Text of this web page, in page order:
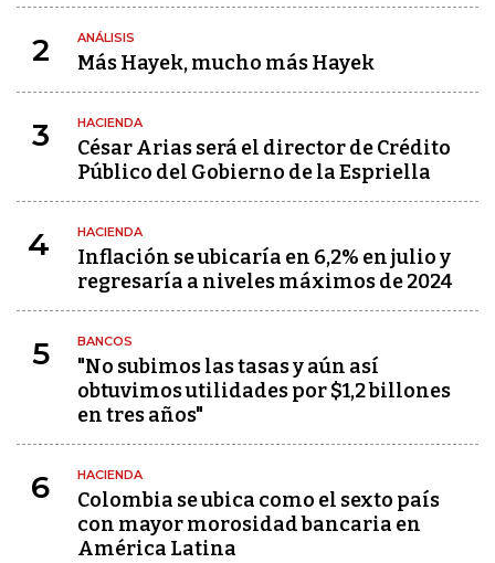
2 ANÁLISIS
Más Hayek, mucho más Hayek
3 HACIENDA
César Arias será el director de Crédito
Público del Gobierno de la Espriella
4 HACIENDA
Inflación se ubicaría en 6,2% en julio y
regresaría a niveles máximos de 2024
5 BANCOS
"No subimos las tasas y aún así
obtuvimos utilidades por $1,2 billones
en tres años"
6 HACIENDA
Colombia se ubica como el sexto país
con mayor morosidad bancaria en
América Latina